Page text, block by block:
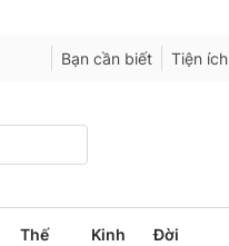
Bạn cần biết Tiện ích
Thế
Kinh
Đời